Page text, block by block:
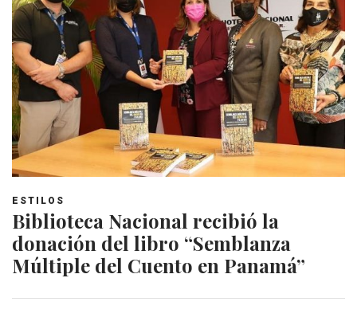
ESTILOS
Biblioteca Nacional recibió la
donación del libro “Semblanza
Múltiple del Cuento en Panamá”